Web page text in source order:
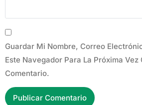
Guardar Mi Nombre, Correo
Este Navegador Para La Próxima Vez
Comentario.